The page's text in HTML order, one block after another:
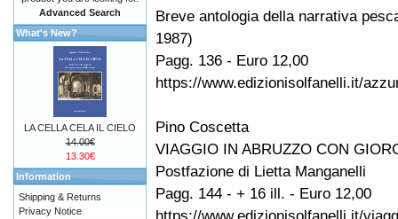
Breve antologia della narrativa
1987)
Pagg. 136 - Euro 12,00
https://www.edizionisolfanelli.it/
Pino Coscetta
VIAGGIO IN ABRUZZO CON
Postfazione di Lietta Manganelli
Pagg. 144 - + 16 ill. - Euro 12,00
Advanced Search
What's New?
LA CELLA CELA IL CIELO
14.00€
13.30€
Information
Shipping & Returns
Privacy Notice